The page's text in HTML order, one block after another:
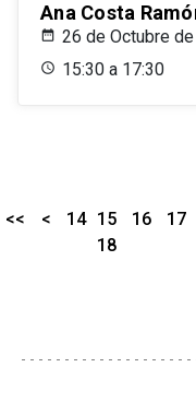
Ana Costa
26 de Octubre
15:30 a 17:30
<< < 14 15 16
17
18